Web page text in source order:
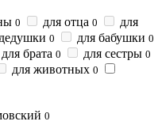
0 для отца 0
для
0 для бабушки 0
для брата 0 для сестры 0
для животных 0
0